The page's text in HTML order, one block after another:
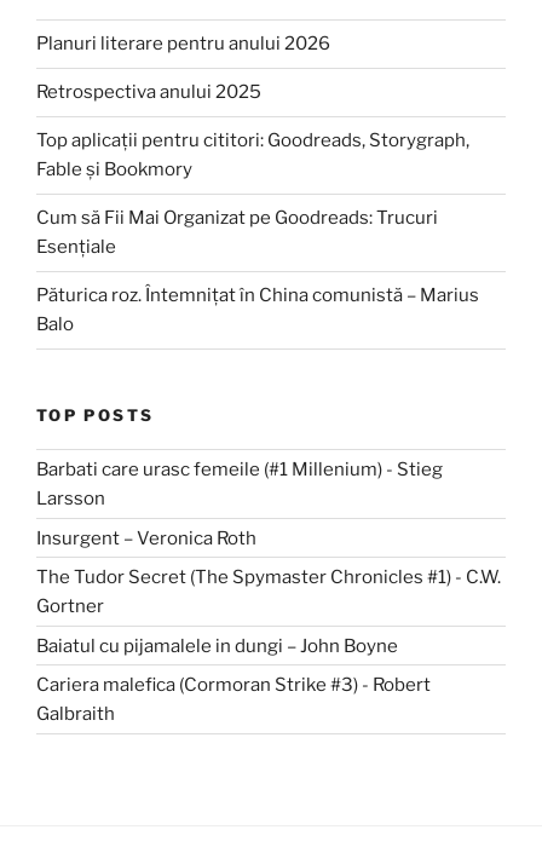
Planuri literare pentru anului 2026
Retrospectiva anului 2025
Top aplicații pentru cititori: Goodreads, Storygraph,
Fable și Bookmory
Cum să Fii Mai Organizat pe Goodreads: Trucuri
Esențiale
Păturica roz. Întemnițat în China comunistă – Marius
Balo
TOP POSTS
Barbati care urasc femeile (#1 Millenium) - Stieg
Larsson
Insurgent – Veronica Roth
The Tudor Secret (The Spymaster Chronicles #1) - C.W.
Gortner
Baiatul cu pijamalele in dungi – John Boyne
Cariera malefica (Cormoran Strike #3) - Robert
Galbraith